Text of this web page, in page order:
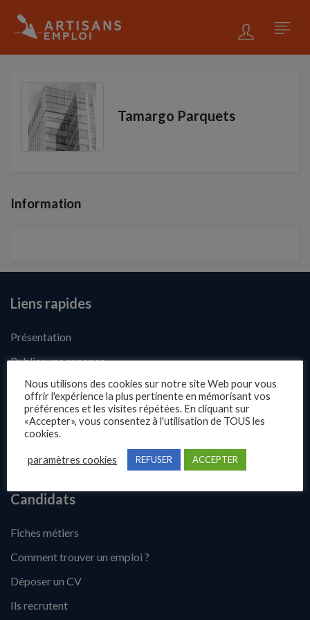
Tamargo Parquets
Information
Liens rapides
Présentation
Publier une annonce
Offres d’emploi
Questions fréquentes
Blog
Contact
Candidats
Fiches métiers
Comment trouver un emploi ?
Déposer un CV
Ils recrutent
Nous utilisons des cookies sur notre site Web pour vous
offrir l'expérience la plus pertinente en mémorisant vos
préférences et les visites répétées. En cliquant sur
«Accepter», vous consentez à l'utilisation de TOUS les
cookies.
paramètres cookies REFUSER ACCEPTER